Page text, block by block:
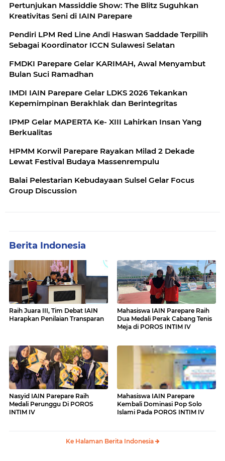
Pertunjukan Massiddie Show: The Blitz Suguhkan
Kreativitas Seni di IAIN Parepare
Pendiri LPM Red Line Andi Haswan Saddade Terpilih
Sebagai Koordinator ICCN Sulawesi Selatan
FMDKI Parepare Gelar KARIMAH, Awal Menyambut
Bulan Suci Ramadhan
IMDI IAIN Parepare Gelar LDKS 2026 Tekankan
Kepemimpinan Berakhlak dan Berintegritas
IPMP Gelar MAPERTA Ke- XIII Lahirkan Insan Yang
Berkualitas
HPMM Korwil Parepare Rayakan Milad 2 Dekade
Lewat Festival Budaya Massenrempulu
Balai Pelestarian Kebudayaan Sulsel Gelar Focus
Group Discussion
Berita Indonesia
Raih Juara III, Tim Debat IAIN
Harapkan Penilaian Transparan
Mahasiswa IAIN Parepare Raih
Dua Medali Perak Cabang Tenis
Meja di POROS INTIM IV
Nasyid IAIN Parepare Raih
Medali Perunggu Di POROS
INTIM IV
Mahasiswa IAIN Parepare
Kembali Dominasi Pop Solo
Islami Pada POROS INTIM IV
Ke Halaman Berita Indonesia